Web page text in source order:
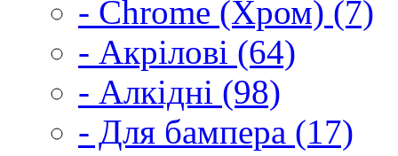
- Chrome (Хром) (7)
- Акрілові (64)
- Алкідні (98)
- Для бампера (17)